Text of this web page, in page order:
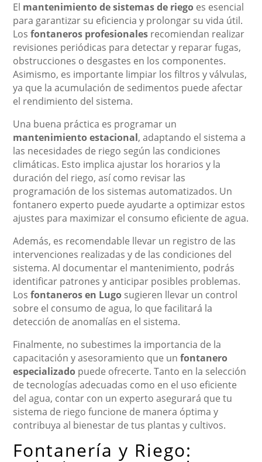
El mantenimiento de sistemas de riego es esencial
para garantizar su eficiencia y prolongar su vida útil.
Losfontaneros profesionales recomiendan realizar
revisiones periódicas para detectar y reparar fugas,
obstrucciones o desgastes en los componentes.
Asimismo, es importante limpiar los filtros y válvulas,
ya que la acumulación de sedimentos puede afectar
el rendimiento del sistema.
Una buena práctica es programar un
mantenimiento estacional, adaptando el sistema a
las necesidades de riego según las condiciones
climáticas. Esto implica ajustar los horarios y la
duración del riego, así como revisar las
programación de los sistemas automatizados. Un
fontanero experto puede ayudarte a optimizar estos
ajustes para maximizar el consumo eficiente de agua.
Además, es recomendable llevar un registro de las
intervenciones realizadas y de las condiciones del
sistema. Al documentar el mantenimiento, podrás
identificar patrones y anticipar posibles problemas.
Losfontaneros en Lugo sugieren llevar un control
sobre el consumo de agua, lo que facilitará la
detección de anomalías en el sistema.
Finalmente, no subestimes la importancia de la
capacitación y asesoramiento que unfontanero
especializado puede ofrecerte. Tanto en la selección
de tecnologías adecuadas como en el uso eficiente
del agua, contar con un experto asegurará que tu
sistema de riego funcione de manera óptima y
contribuya al bienestar de tus plantas y cultivos.
Fontanería y Riego: